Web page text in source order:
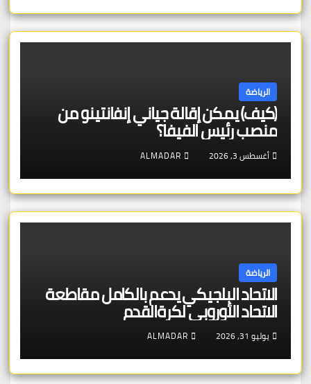
الرياضة
(كيف) يمكن إقالة جياني إنفانتينو من
منصب رئيس الفيفا؟
أغسطس 3, 2026 ALMADAR
الرياضة
الاتحاد البلجيكي يدعم بالكامل مقاطعة
الاتحاد الأوروبي لكرةالقدم
يوليو 31, 2026 ALMADAR